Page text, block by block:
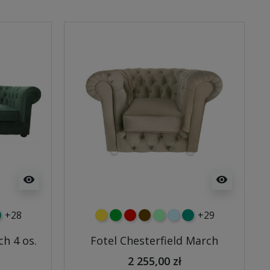
visibility
+28
4 os.
visibility
żółtyzielonyczerwony
czekoladowy
miętowybłękitny
turkusowy
+29
Fotel Chesterfield March
2 255,00 zł